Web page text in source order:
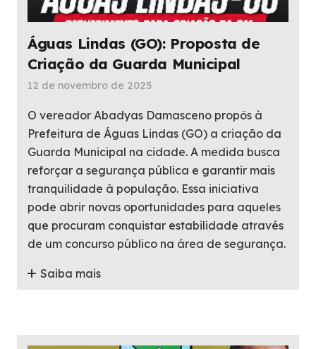
Águas Lindas (GO): Proposta de
Criação da Guarda Municipal
12 de novembro de 2025
O vereador Abadyas Damasceno propôs à
Prefeitura de Águas Lindas (GO) a criação da
Guarda Municipal na cidade. A medida busca
reforçar a segurança pública e garantir mais
tranquilidade à população. Essa iniciativa
pode abrir novas oportunidades para aqueles
que procuram conquistar estabilidade através
de um concurso público na área de segurança.
Saiba mais